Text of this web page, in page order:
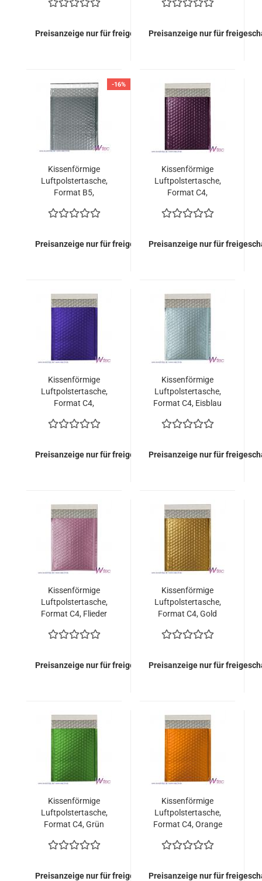
Stück = 119,00 Euro)
Preisanzeige nur für freigeschaltete Kunden
Stück = 119,00 Euro)
Preisanzeige nur für
-16%
Kissenförmige
Luftpolstertasche,
Format B5,
Transparent (100
Preisanzeige nur für freigeschaltete Kunden
Kissenförmige
Luftpolstertasche,
Format C4,
metallisch Matt (100
Preisanzeige nur für
Kissenförmige
Luftpolstertasche,
Format C4,
metallisch Matt (100
Preisanzeige nur für freigeschaltete Kunden
Kissenförmige
Luftpolstertasche,
Format C4, Eisblau
Stück = 149,00 Euro)
Preisanzeige nur für
Kissenförmige
Luftpolstertasche,
Format C4, Flieder
Stück = 149,00 Euro)
Preisanzeige nur für freigeschaltete Kunden
Kissenförmige
Luftpolstertasche,
Format C4, Gold
Stück = 149,00 Euro)
Preisanzeige nur für
Kissenförmige
Luftpolstertasche,
Format C4, Grün
Stück = 149,00 Euro)
Preisanzeige nur für freigeschaltete Kunden
Kissenförmige
Luftpolstertasche,
Format C4, Orange
Stück = 149,00 Euro)
Preisanzeige nur für